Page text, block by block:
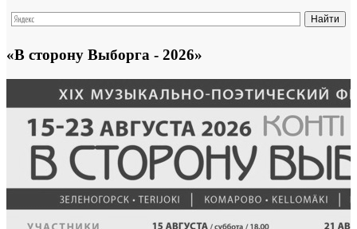
«В сторону Выборга - 2026»